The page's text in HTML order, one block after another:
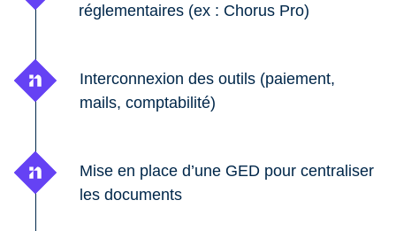
réglementaires (ex : Chorus Pro)
Interconnexion des outils (paiement,
mails, comptabilité)
Mise en place d’une GED pour centraliser
les documents